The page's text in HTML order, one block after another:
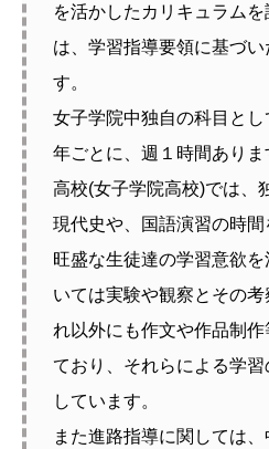
を活かしたカリキュラム
は、学習指導要領に基づ
す。
女子学院中独自の科目と
年ごとに、週１時間ありま
高校(女子学院高校)では、
現代史や、国語演習の時間
旺盛な生徒達の学習意欲
いては実験や観察とその
れ以外にも作文や作品制
ており、それらによる学
しています。
また進路指導に関しては